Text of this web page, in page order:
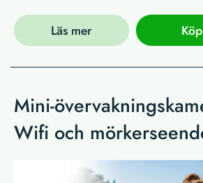
Läs mer Köp
Mini-
Wifi och